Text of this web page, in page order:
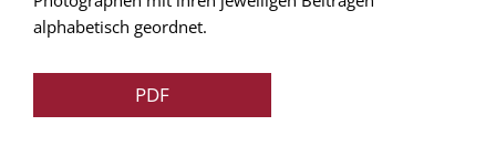
alphabetisch geordnet.
PDF